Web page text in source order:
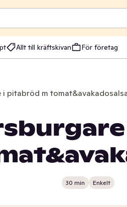
Allt till kräftskivan För företag
pitabröd m
30 min Enkelt